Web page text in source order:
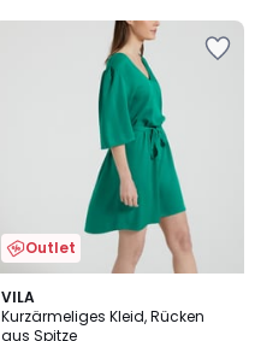
Outlet
VILA
Kurzärmeliges Kleid, Rücken
aus Spitze
5
/
5